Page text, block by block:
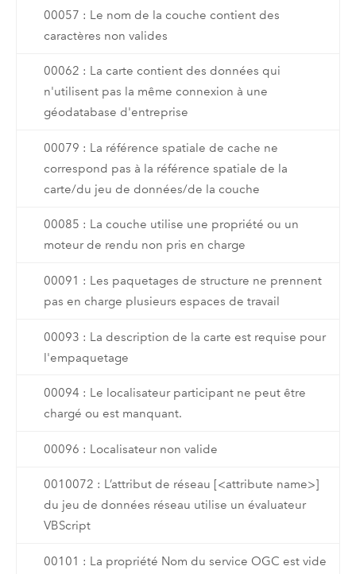
00057 : Le nom de la couche contient des
caractères non valides
00062 : La carte contient des données qui
n'utilisent pas la même connexion à une
géodatabase d'entreprise
00079 : La référence spatiale de cache ne
correspond pas à la référence spatiale de la
carte/du jeu de données/de la couche
00085 : La couche utilise une propriété ou un
moteur de rendu non pris en charge
00091 : Les paquetages de structure ne prennent
pas en charge plusieurs espaces de travail
00093 : La description de la carte est requise pour
l'empaquetage
00094 : Le localisateur participant ne peut être
chargé ou est manquant.
00096 : Localisateur non valide
0010072 : L’attribut de réseau [<attribute name>]
du jeu de données réseau utilise un évaluateur
VBScript
00101 : La propriété Nom du service OGC est vide